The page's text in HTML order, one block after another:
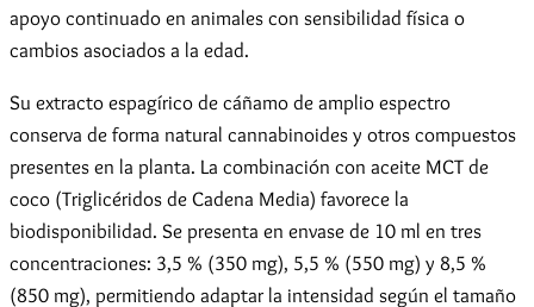
apoyo continuado en animales con sensibilidad física o
cambios asociados a la edad.
Su extracto espagírico de cáñamo de amplio espectro
conserva de forma natural cannabinoides y otros compuestos
presentes en la planta. La combinación con aceite MCT de
coco (Triglicéridos de Cadena Media) favorece la
biodisponibilidad. Se presenta en envase de 10 ml en tres
concentraciones: 3,5 % (350 mg), 5,5 % (550 mg) y 8,5 %
(850 mg), permitiendo adaptar la intensidad según el tamaño